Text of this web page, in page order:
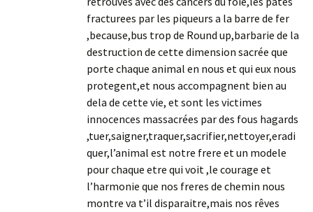
fracturees par les piqueurs a la barre de fer
,because,bus trop de Round up,barbarie de la
destruction de cette dimension sacrée que
porte chaque animal en nous et qui eux nous
protegent,et nous accompagnent bien au
dela de cette vie, et sont les victimes
innocences massacrées par des fous hagards
,tuer,saigner,traquer,sacrifier,nettoyer,eradi
quer,l’animal est notre frere et un modele
pour chaque etre qui voit ,le courage et
l’harmonie que nos freres de chemin nous
montre va t’il disparaitre,mais nos rêves